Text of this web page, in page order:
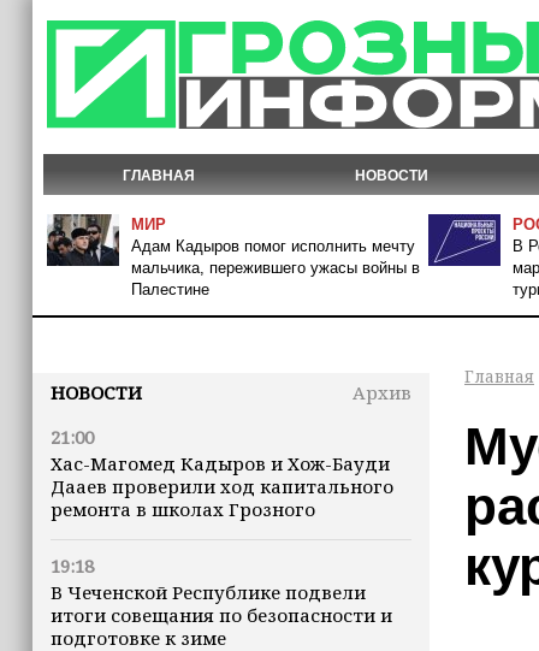
ГЛАВНАЯ НОВОСТИ
МИР
Адам Кадыров помог исполнить мечту
мальчика, пережившего ужасы войны в
Палестине
В
НОВОСТИ
Архив
21:00
Хас-Магомед Кадыров и Хож-Бауди
Дааев проверили ход капитального
ремонта в школах Грозного
19:18
В Чеченской Республике подвели
итоги совещания по безопасности и
подготовке к зиме
Главная